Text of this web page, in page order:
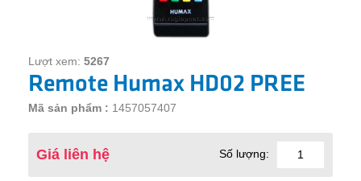
Lượt xem: 5267
Remote Humax HD02 PREE
Mã sản phẩm : 1457057407
Giá liên hệ Số lượng: